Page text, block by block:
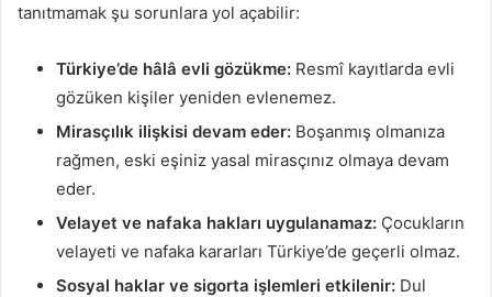
tanıtmamak şu sorunlara yol açabilir:
Türkiye’de hâlâ evli gözükme: Resmî kayıtlarda evli
gözüken kişiler yeniden evlenemez.
Mirasçılık ilişkisi devam eder: Boşanmış olmanıza
rağmen, eski eşiniz yasal mirasçınız olmaya devam
eder.
Velayet ve nafaka hakları uygulanamaz: Çocukların
velayeti ve nafaka kararları Türkiye’de geçerli olmaz.
Sosyal haklar ve sigorta işlemleri etkilenir: Dul